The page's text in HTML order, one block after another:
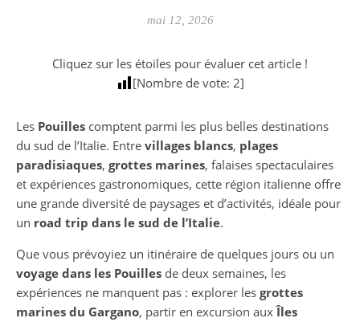
mai 12, 2026
Cliquez sur les étoiles pour évaluer cet article !
[Nombre de vote: 2]
Les Pouilles comptent parmi les plus belles destinations
du sud de l’Italie. Entre villages blancs, plages
paradisiaques, grottes marines, falaises spectaculaires
et expériences gastronomiques, cette région italienne offre
une grande diversité de paysages et d’activités, idéale pour
un road trip dans le sud de l’Italie.
Que vous prévoyiez un itinéraire de quelques jours ou un
voyage dans les Pouilles de deux semaines, les
expériences ne manquent pas : explorer les grottes
marines du Gargano, partir en excursion auxÎles